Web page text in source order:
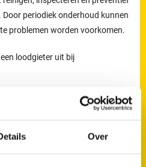
Over
periodiek onderhoud kunnen
problemen worden voorkomen.
loodgieter uit bij
ingezet voor het verhelpen van
ophoping van vuil tijdig te